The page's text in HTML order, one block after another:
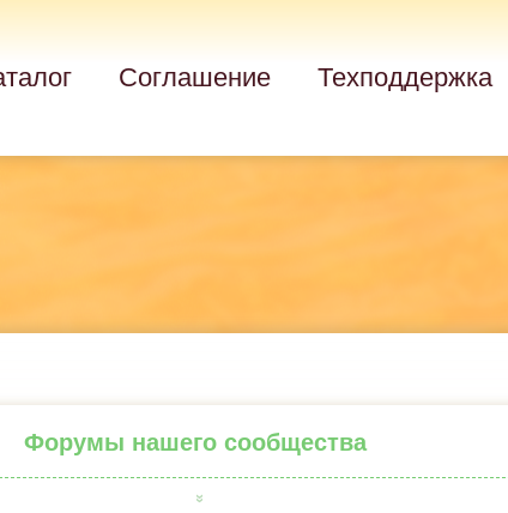
Соглашение Техподдержка
Форумы нашего сообщества